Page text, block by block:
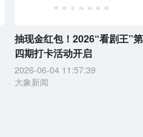
抽现金红包！2026“看剧王”第
四期打卡活动开启
2026-06-04 11:57:39
大象新闻